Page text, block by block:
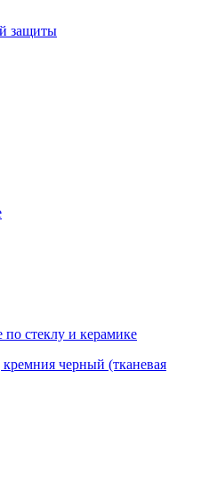
защиты
стеклу и керамике
черный (тканевая